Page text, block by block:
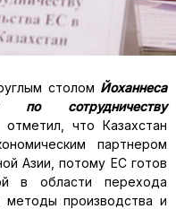
столом Йоханнеса
по сотрудничеству
что Казахстан
партнером
Азии, потому ЕС готов
в области перехода
методы производства и